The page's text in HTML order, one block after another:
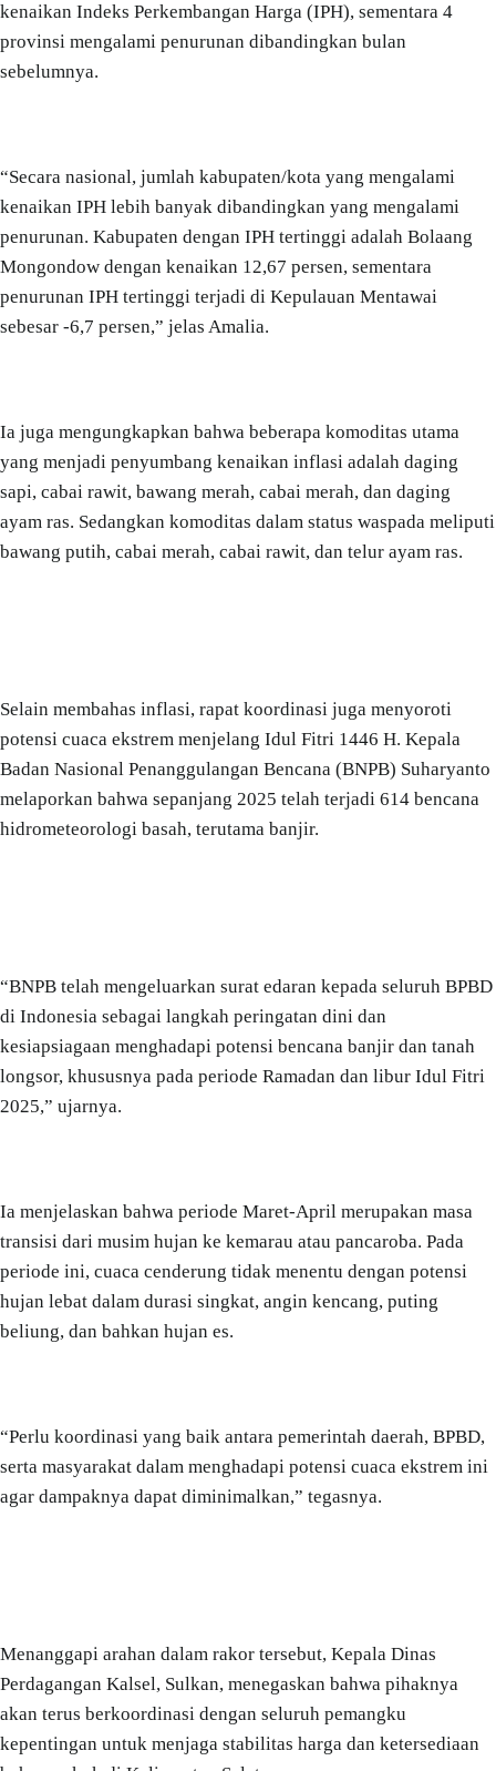
kenaikan Indeks Perkembangan Harga (IPH), sementara 4
provinsi mengalami penurunan dibandingkan bulan
sebelumnya.
“Secara nasional, jumlah kabupaten/kota yang mengalami
kenaikan IPH lebih banyak dibandingkan yang mengalami
penurunan. Kabupaten dengan IPH tertinggi adalah Bolaang
Mongondow dengan kenaikan 12,67 persen, sementara
penurunan IPH tertinggi terjadi di Kepulauan Mentawai
sebesar -6,7 persen,” jelas Amalia.
Ia juga mengungkapkan bahwa beberapa komoditas utama
yang menjadi penyumbang kenaikan inflasi adalah daging
sapi, cabai rawit, bawang merah, cabai merah, dan daging
ayam ras. Sedangkan komoditas dalam status waspada meliputi
bawang putih, cabai merah, cabai rawit, dan telur ayam ras.
Selain membahas inflasi, rapat koordinasi juga menyoroti
potensi cuaca ekstrem menjelang Idul Fitri 1446 H. Kepala
Badan Nasional Penanggulangan Bencana (BNPB) Suharyanto
melaporkan bahwa sepanjang 2025 telah terjadi 614 bencana
hidrometeorologi basah, terutama banjir.
“BNPB telah mengeluarkan surat edaran kepada seluruh BPBD
di Indonesia sebagai langkah peringatan dini dan
kesiapsiagaan menghadapi potensi bencana banjir dan tanah
longsor, khususnya pada periode Ramadan dan libur Idul Fitri
2025,” ujarnya.
Ia menjelaskan bahwa periode Maret-April merupakan masa
transisi dari musim hujan ke kemarau atau pancaroba. Pada
periode ini, cuaca cenderung tidak menentu dengan potensi
hujan lebat dalam durasi singkat, angin kencang, puting
beliung, dan bahkan hujan es.
“Perlu koordinasi yang baik antara pemerintah daerah, BPBD,
serta masyarakat dalam menghadapi potensi cuaca ekstrem ini
agar dampaknya dapat diminimalkan,” tegasnya.
Menanggapi arahan dalam rakor tersebut, Kepala Dinas
Perdagangan Kalsel, Sulkan, menegaskan bahwa pihaknya
akan terus berkoordinasi dengan seluruh pemangku
kepentingan untuk menjaga stabilitas harga dan ketersediaan